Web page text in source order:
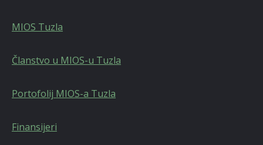
MIOS Tuzla
Članstvo u MIOS-u Tuzla
Portofolij MIOS-a Tuzla
Finansijeri